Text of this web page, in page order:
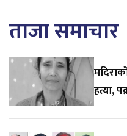
ताजा समाचार
हत्या,